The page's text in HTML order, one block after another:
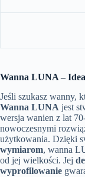
Wanna LUNA –
Jeśli szukasz wanny,
Wanna LUNA jest
wersja wanien z lat
nowoczesnymi
użytkowania. Dzięki
wymiarom, wanna
od jej wielkości. Jej
wyprofilowanie